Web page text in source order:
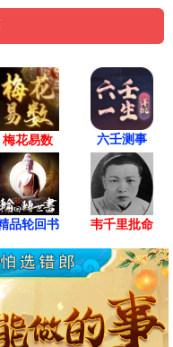
梅花易数 六壬测事
品轮回书 韦千里批命